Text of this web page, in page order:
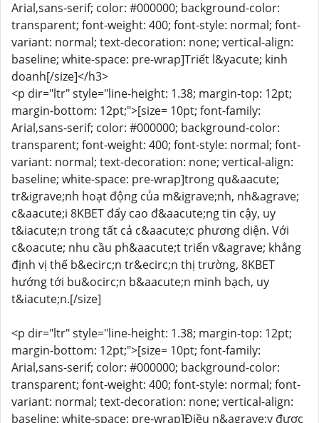
Arial,sans-serif; color: #000000; background-color:
transparent; font-weight: 400; font-style: normal; font-
variant: normal; text-decoration: none; vertical-align:
baseline; white-space: pre-wrap]Triết l&yacute; kinh
doanh[/size]</h3>
<p dir="ltr" style="line-height: 1.38; margin-top: 12pt;
margin-bottom: 12pt;">[size= 10pt; font-family:
Arial,sans-serif; color: #000000; background-color:
transparent; font-weight: 400; font-style: normal; font-
variant: normal; text-decoration: none; vertical-align:
baseline; white-space: pre-wrap]trong qu&aacute;
tr&igrave;nh hoạt động của m&igrave;nh, nh&agrave;
c&aacute;i 8KBET đẩy cao đ&aacute;ng tin cậy, uy
t&iacute;n trong tất cả c&aacute;c phương diện. Với
c&oacute; nhu cầu ph&aacute;t triển v&agrave; khẳng
định vị thế b&ecirc;n tr&ecirc;n thị trường, 8KBET
hướng tới bu&ocirc;n b&aacute;n minh bạch, uy
t&iacute;n.[/size]
<p dir="ltr" style="line-height: 1.38; margin-top: 12pt;
margin-bottom: 12pt;">[size= 10pt; font-family:
Arial,sans-serif; color: #000000; background-color:
transparent; font-weight: 400; font-style: normal; font-
variant: normal; text-decoration: none; vertical-align:
baseline; white-space: pre-wrap]Điều n&agrave;y được